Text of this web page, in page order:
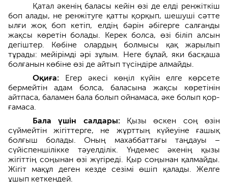
Қатал әкенің баласы кейін өзі де елді ренжіткіш
боп алады, не ренжітуге қатты қорқып, шешуші сәтте
ылғи жоқ боп кетіп, елдің бәрін әбігерге салғанды
жақсы көретін болады. Керек болса, өзі біліп алсын
дегіштер. Көбіне олардың болмысы қақ жарылып
тұрады: мейірімді әрі зұлым. Неге бұлай, яки басқаша
болғанын көбіне өзі де айтып түсіндіре алмайды.
Оқиға: Егер әкесі көңіл күйін елге көрсете
бермейтін адам болса, баласына жақсы көретінін
айтпаса, баламен бала болып ойнамаса, әке болып қор­
ғамаса.
Бала үшін салдары: Қызы өскен соң өзін
сүймейтін жігіттерге, не жұрттың күйеуіне ғашық
болғыш болады. Оның махаббаттағы таңдауы –
сүйіспеншілікке тәуелділік. Үндемес әкенің қызы
жігіттің соңынан өзі жүгіреді. Қыр соңынан қалмайды.
Жігіт мақұл деген кезде сезімі өшіп қалады. Желге
ұшып кеткендей.